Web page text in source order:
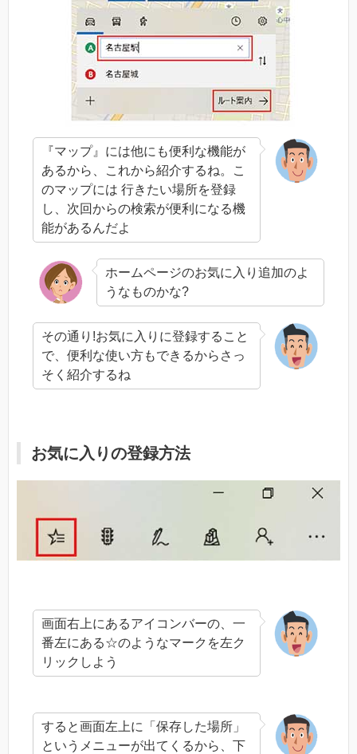
『マップ』には他にも便利な機能が
あるから、これから紹介するね。こ
のマップには 行きたい場所を登録
し、次回からの検索が便利になる機
能があるんだよ
ホームページのお気に入り追加のよ
うなものかな?
その通り!お気に入りに登録すること
で、便利な使い方もできるからさっ
そく紹介するね
お気に入りの登録方法
画面右上にあるアイコンバーの、一
番左にある☆のようなマークを左ク
リックしよう
すると画面左上に「保存した場所」
というメニューが出てくるから、下